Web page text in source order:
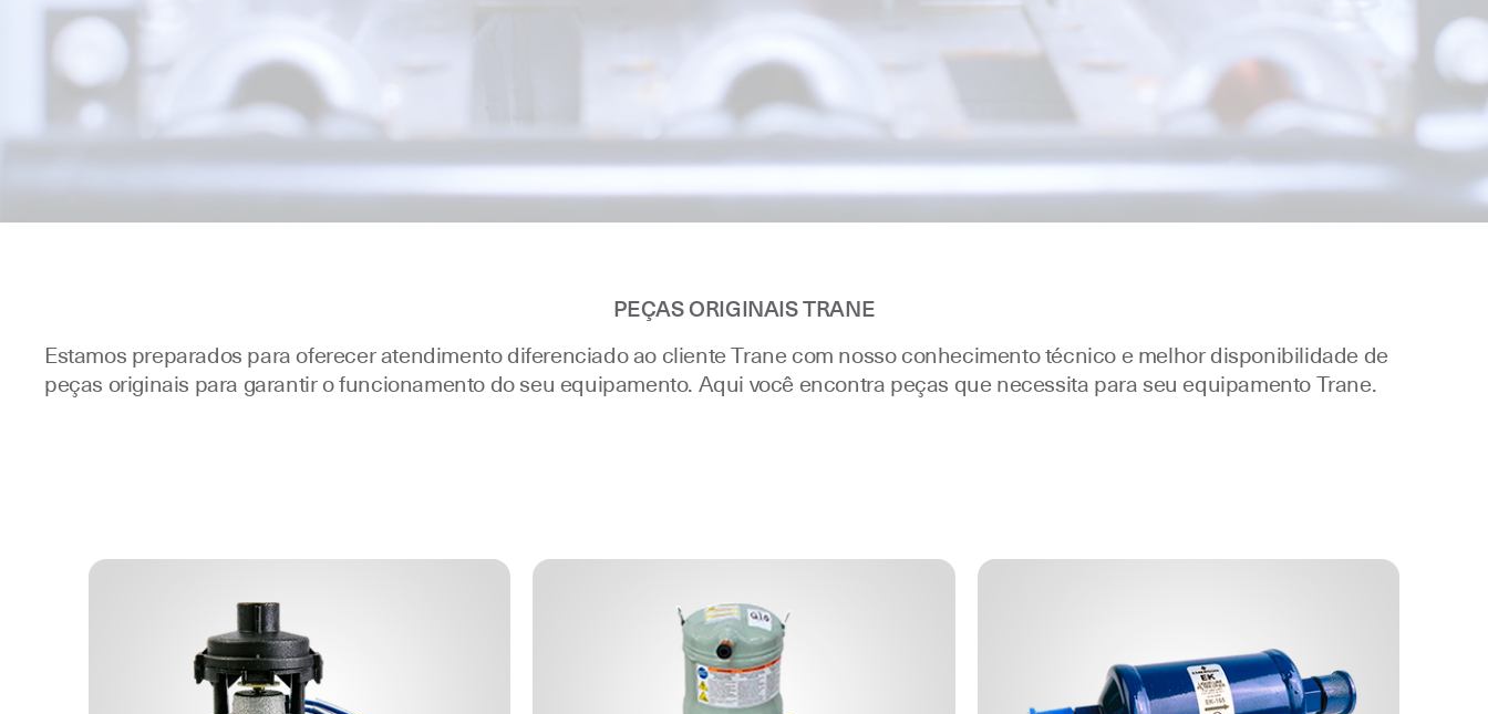
PEÇAS ORIGINAIS TRANE
Estamos preparados para oferecer atendimento diferenciado ao cliente Trane com nosso conhecimento técnico e melhor disponibilidade de
peças originais para garantir o funcionamento do seu equipamento. Aqui você encontra peças que necessita para seu equipamento Trane.